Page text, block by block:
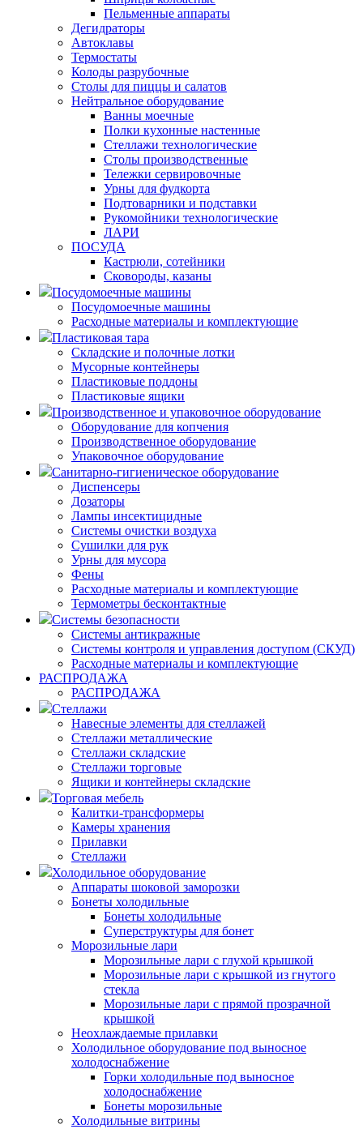
Пельменные аппараты
Дегидраторы
Автоклавы
Термостаты
Колоды разрубочные
Столы для пиццы и салатов
Нейтральное оборудование
Ванны моечные
Полки кухонные настенные
Стеллажи технологические
Столы производственные
Тележки сервировочные
Урны для фудкорта
Подтоварники и подставки
Рукомойники технологические
ЛАРИ
ПОСУДА
Кастрюли, сотейники
Сковороды, казаны
Посудомоечные машины
Посудомоечные машины
Расходные материалы и комплектующие
Пластиковая тара
Складские и полочные лотки
Мусорные контейнеры
Пластиковые поддоны
Пластиковые ящики
Производственное и упаковочное оборудование
Оборудование для копчения
Производственное оборудование
Упаковочное оборудование
Санитарно-гигиеническое оборудование
Диспенсеры
Дозаторы
Лампы инсектицидные
Системы очистки воздуха
Сушилки для рук
Урны для мусора
Фены
Расходные материалы и комплектующие
Термометры бесконтактные
Системы безопасности
Системы антикражные
Системы контроля и управления доступом (СКУД)
Расходные материалы и комплектующие
РАСПРОДАЖА
РАСПРОДАЖА
Стеллажи
Навесные элементы для стеллажей
Стеллажи металлические
Стеллажи складские
Стеллажи торговые
Ящики и контейнеры складские
Торговая мебель
Калитки-трансформеры
Камеры хранения
Прилавки
Стеллажи
Холодильное оборудование
Аппараты шоковой заморозки
Бонеты холодильные
Бонеты холодильные
Суперструктуры для бонет
Морозильные лари
Морозильные лари с глухой крышкой
Морозильные лари с крышкой из гнутого
стекла
Морозильные лари с прямой прозрачной
крышкой
Неохлаждаемые прилавки
Холодильное оборудование под выносное
холодоснабжение
Горки холодильные под выносное
холодоснабжение
Бонеты морозильные
Холодильные витрины